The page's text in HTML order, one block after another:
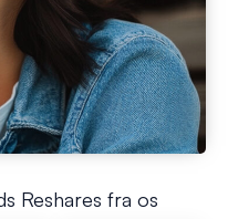
Reshares fra os